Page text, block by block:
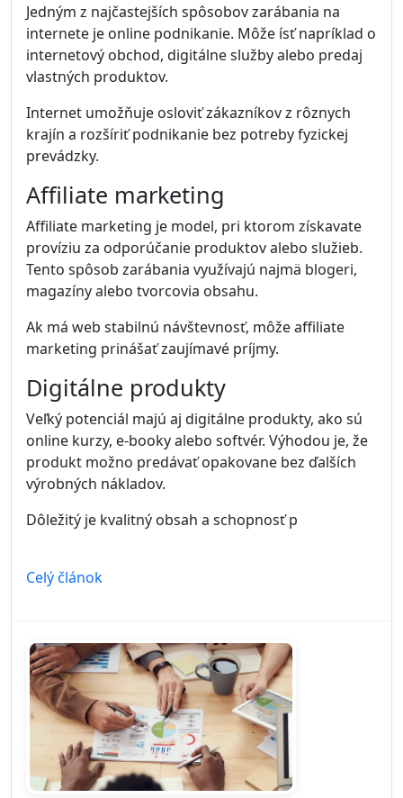
Jedným z najčastejších spôsobov zarábania na
internete je online podnikanie. Môže ísť napríklad o
internetový obchod, digitálne služby alebo predaj
vlastných produktov.
Internet umožňuje osloviť zákazníkov z rôznych
krajín a rozšíriť podnikanie bez potreby fyzickej
prevádzky.
Affiliate marketing
Affiliate marketing je model, pri ktorom získavate
províziu za odporúčanie produktov alebo služieb.
Tento spôsob zarábania využívajú najmä blogeri,
magazíny alebo tvorcovia obsahu.
Ak má web stabilnú návštevnosť, môže affiliate
marketing prinášať zaujímavé príjmy.
Digitálne produkty
Veľký potenciál majú aj digitálne produkty, ako sú
online kurzy, e-booky alebo softvér. Výhodou je, že
produkt možno predávať opakovane bez ďalších
výrobných nákladov.
Dôležitý je kvalitný obsah a schopnosť p
Celý článok